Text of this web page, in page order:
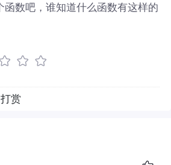
函数吧，谁知道什么函数有这样的
打赏